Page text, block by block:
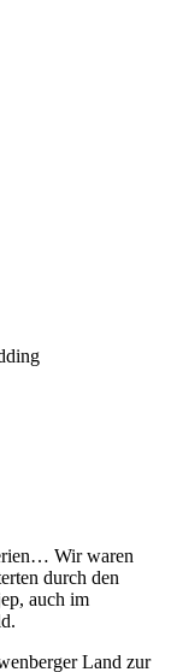
Wir waren
durch den
auch im
Land zur